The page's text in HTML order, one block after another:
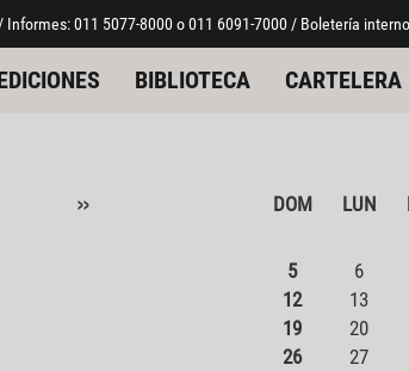
Informes: 011 5077-8000 o 011 6091-7000 / Boletería
BIBLIOTECA CARTELERA
» DOM LUN
5
6
12
13
19
20
26
27